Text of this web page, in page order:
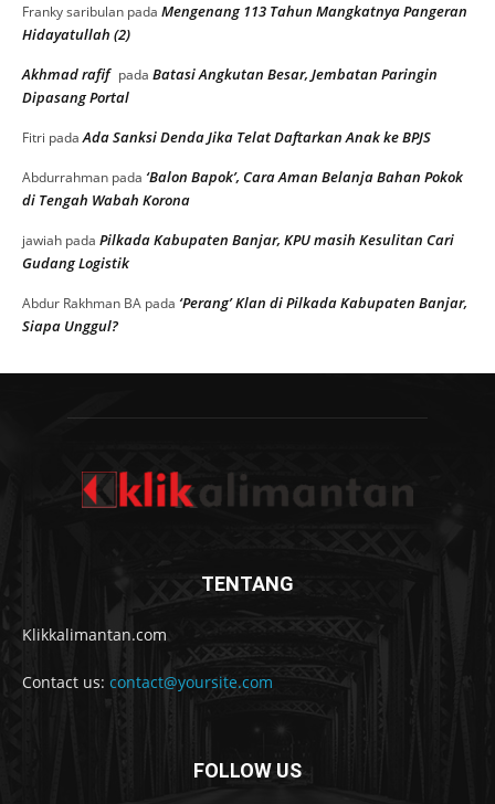
Franky saribulan pada Mengenang 113 Tahun Mangkatnya Pangeran
Hidayatullah (2)
Akhmad rafif pada Batasi Angkutan Besar, Jembatan Paringin
Dipasang Portal
Fitri padaAda Sanksi Denda Jika Telat Daftarkan Anak ke BPJS
Abdurrahman pada ‘Balon Bapok’, Cara Aman Belanja Bahan Pokok
di Tengah Wabah Korona
jawiah pada Pilkada Kabupaten Banjar, KPU masih Kesulitan Cari
Gudang Logistik
Abdur Rakhman BA pada ‘Perang’ Klan di Pilkada Kabupaten Banjar,
Siapa Unggul?
TENTANG
Klikkalimantan.com
Contact us: contact@yoursite.com
FOLLOW US